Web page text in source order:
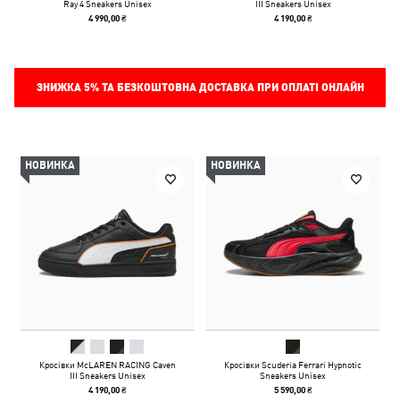
Ray 4 Sneakers Unisex
4 990,00 ₴
III Sneakers Unisex
4 190,00 ₴
ЗНИЖКА 5%ТА БЕЗКОШТОВНА ДОСТАВКА ПРИ ОПЛАТІ ОНЛАЙН
НОВИНКА
Кросівки McLAREN RACING Caven
III Sneakers Unisex
4 190,00 ₴
НОВИНКА
Кросівки Scuderia Ferrari Hypnotic
Sneakers Unisex
5 590,00 ₴